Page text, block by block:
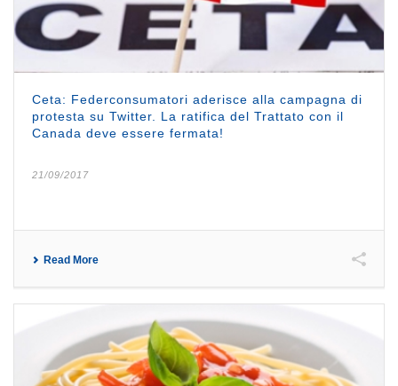
Ceta: Federconsumatori aderisce alla campagna di
protesta su Twitter. La ratifica del Trattato con il
Canada deve essere fermata!
21/09/2017
Read More